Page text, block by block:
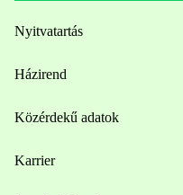
Nyitvatartás
Házirend
Közérdekű adatok
Karrier